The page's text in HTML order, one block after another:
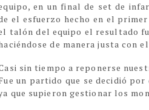
en un final de set de
el esfuerzo hecho en el
talón del equipo el resultado
de manera justa con
sin tiempo a reponerse
un partido que se decidió
que supieron gestionar los